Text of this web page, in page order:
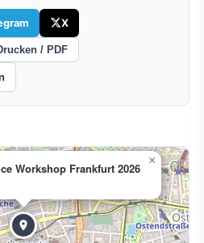
X
/ PDF
Workshop Frankfurt 2026
×